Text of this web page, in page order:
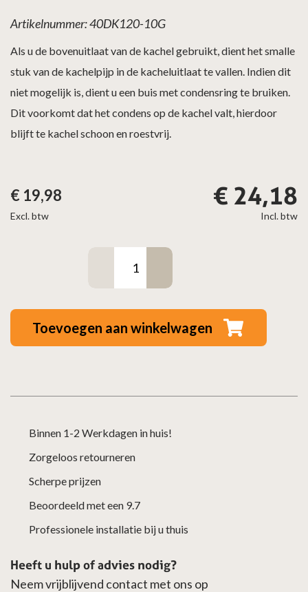
Incl. btw
€ 24,18
Excl. btw
€ 19,98
Artikelnummer: 40DK120-10G
Als u de bovenuitlaat van de kachel gebruikt, dient het smalle
stuk van de kachelpijp in de kacheluitlaat te vallen. Indien dit
niet mogelijk is, dient u een buis met condensring te bruiken.
Dit voorkomt dat het condens op de kachel valt, hierdoor
blijft te kachel schoon en roestvrij.
x
aantal
Toevoegen aan winkelwagen
Binnen 1-2 Werkdagen in huis!
Zorgeloos retourneren
Scherpe prijzen
Beoordeeld met een 9.7
Professionele installatie bij u thuis
Heeft u hulp of advies nodig?
Neem vrijblijvend contact met ons op